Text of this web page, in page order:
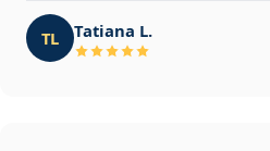
TL Tatiana L.